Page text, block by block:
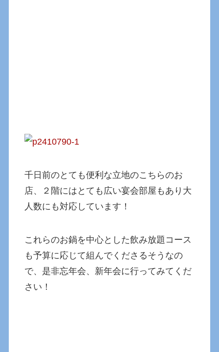
千日前のとても便利な立地のこちらのお
店、２階にはとても広い宴会部屋もあり大
人数にも対応しています！
これらのお鍋を中心とした飲み放題コース
も予算に応じて組んでくださるそうなの
で、是非忘年会、新年会に行ってみてくだ
さい！